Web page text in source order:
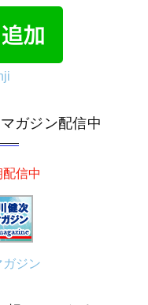
ガジン配信中
配信中
ジン